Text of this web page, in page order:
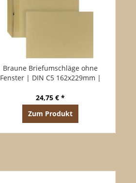
Braune Briefumschläge ohne
Fenster | DIN C5 162x229mm |
24,75 € *
Zum Produkt